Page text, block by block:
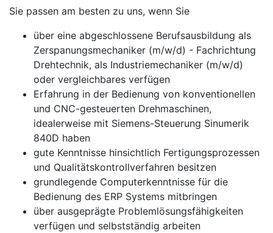
Sie passen am besten zu uns, wenn Sie
über eine abgeschlossene Berufsausbildung als
Zerspanungsmechaniker (m/w/d) - Fachrichtung
Drehtechnik, als Industriemechaniker (m/w/d)
oder vergleichbares verfügen
Erfahrung in der Bedienung von konventionellen
und CNC-gesteuerten Drehmaschinen,
idealerweise mit Siemens-Steuerung Sinumerik
840D haben
gute Kenntnisse hinsichtlich Fertigungsprozessen
und Qualitätskontrollverfahren besitzen
grundlegende Computerkenntnisse für die
Bedienung des ERP Systems mitbringen
über ausgeprägte Problemlösungsfähigkeiten
verfügen und selbstständig arbeiten